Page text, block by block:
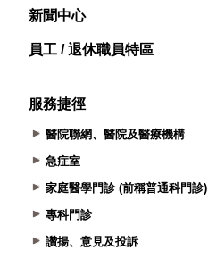
新聞中心
員工 / 退休職員特區
服務捷徑
醫院聯網、醫院及醫療機構
急症室
家庭醫學門診 (前稱普通科門診)
專科門診
讚揚、意見及投訴